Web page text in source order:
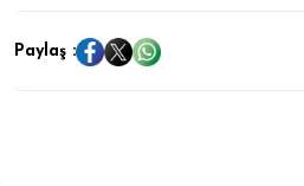
Paylaş :